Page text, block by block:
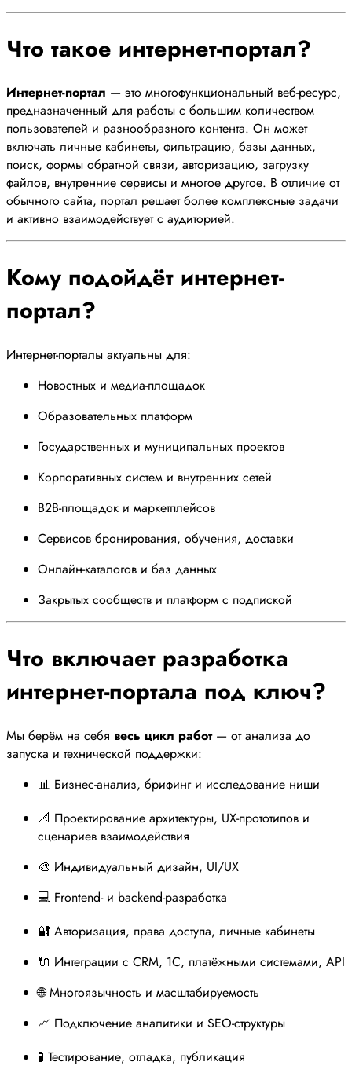
Что такое интернет-портал?
Интернет-портал — это многофункциональный веб-ресурс,
предназначенный для работы с большим количеством
пользователей и разнообразного контента. Он может
включать личные кабинеты, фильтрацию, базы данных,
поиск, формы обратной связи, авторизацию, загрузку
файлов, внутренние сервисы и многое другое. В отличие от
обычного сайта, портал решает более комплексные задачи
и активно взаимодействует с аудиторией.
Кому подойдёт интернет-
портал?
Интернет-порталы актуальны для:
Новостных и медиа-площадок
Образовательных платформ
Государственных и муниципальных проектов
Корпоративных систем и внутренних сетей
B2B-площадок и маркетплейсов
Сервисов бронирования, обучения, доставки
Онлайн-каталогов и баз данных
Закрытых сообществ и платформ с подпиской
Что включает разработка
интернет-портала под ключ?
Мы берём на себя весь цикл работ— от анализа до
запуска и технической поддержки:
📊 Бизнес-анализ, брифинг и исследование ниши
📐 Проектирование архитектуры, UX-прототипов и
сценариев взаимодействия
🎨 Индивидуальный дизайн, UI/UX
💻 Frontend- и backend-разработка
🔐 Авторизация, права доступа, личные кабинеты
🔌 Интеграции с CRM, 1С, платёжными системами, API
🌐 Многоязычность и масштабируемость
📈 Подключение аналитики и SEO-структуры
🧪 Тестирование, отладка, публикация